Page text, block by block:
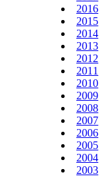
2016
2015
2014
2013
2012
2011
2010
2009
2008
2007
2006
2005
2004
2003